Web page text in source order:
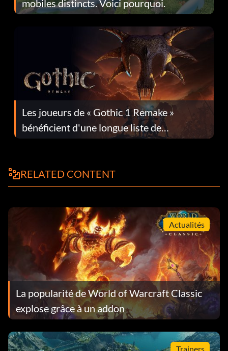
mobiles distincts. Voici pourquoi.
Les joueurs de « Gothic 1 Remake »
bénéficient d'une longue liste de
corrections dans la mise à jour 1.0.4
RELATED CONTENT
Actualités
La popularité de World of Warcraft Classic
explose grâce à un addon
Trainers